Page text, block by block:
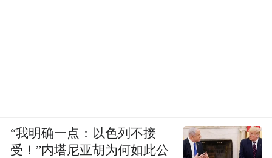
“我明确一点：以色列不接
受！”内塔尼亚胡为何如此公